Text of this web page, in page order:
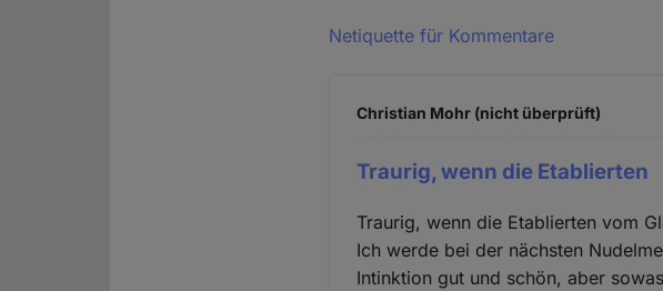
Netiquette für Kommentare
Christian Mohr (nicht überprüft)
Traurig, wenn die Etablierten
Traurig, wenn die Etablierten vom
Ich werde bei der nächsten
Intinktion gut und schön, aber